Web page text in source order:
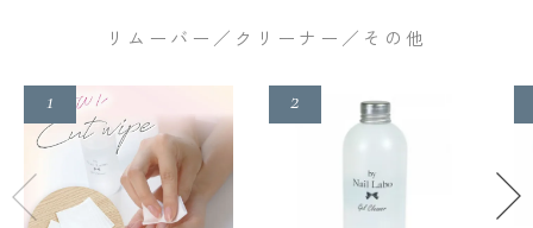
リムーバー／クリーナー／その他